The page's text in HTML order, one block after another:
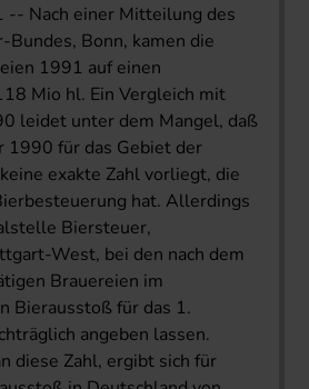
-- Nach einer Mitteilung des
Bundes, Bonn, kamen die
1991 auf einen
Mio hl. Ein Vergleich mit
leidet unter dem Mangel, daß
1990 für das Gebiet der
exakte Zahl vorliegt, die
hat. Allerdings
Biersteuer,
West, bei den nach dem
Brauereien im
Bierausstoß für das 1.
angeben lassen.
diese Zahl, ergibt sich für